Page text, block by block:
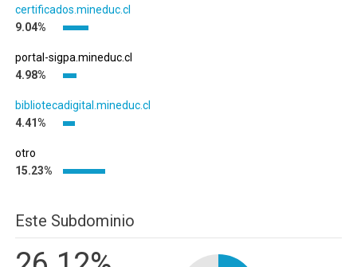
certificados.mineduc.cl
9.04%
portal-sigpa.mineduc.cl
4.98%
bibliotecadigital.mineduc.cl
4.41%
otro
15.23%
Este Subdominio